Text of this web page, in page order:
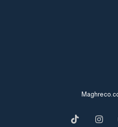
YouTube
Instagram